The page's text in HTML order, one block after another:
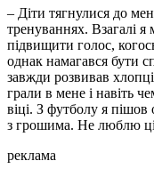
– Діти тягнулися до
тренуваннях. Взагалі я
підвищити голос,
однак намагався бути
завжди розвивав
грали в мене і навіть
віці. З футболу я пішов
з грошима. Не люблю ці
реклама